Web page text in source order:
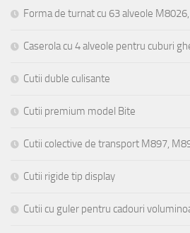
Forma de turnat cu 63 alveole
Caserola cu 4 alveole pentru cuburi
Cutii duble culisante
Cutii premium model Bite
Cutii colective de transport M897,
Cutii rigide tip display
Cutii cu guler pentru cadouri